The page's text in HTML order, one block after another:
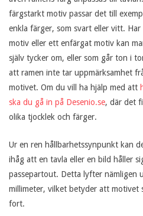
p
å
r
ä
t
t
s
färgstarkt motiv passar det till
enkla färger, som svart eller vitt.
motiv eller ett enfärgat motiv kan
själv tycker om, eller som går ton i
att ramen inte tar uppmärksamhet
motivet. Om du vill ha hjälp med att
ska du gå in på Desenio.se, där det
olika tjocklek och färger.
Ur en ren hållbarhetssynpunkt kan
ihåg att en tavla eller en bild håller
passepartout. Detta lyfter nämligen
millimeter, vilket betyder att motivet
fort.